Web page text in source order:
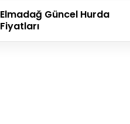
Elmadağ Güncel Hurda
Fiyatları